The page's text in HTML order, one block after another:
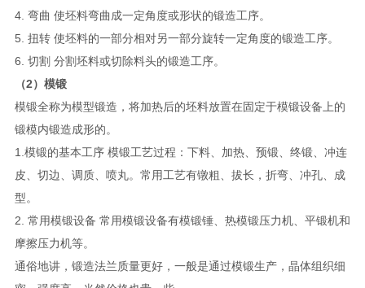
4. 弯曲 使坯料弯曲成一定角度或形状的锻造工序。
5. 扭转 使坯料的一部分相对另一部分旋转一定角度的锻造工序。
6. 切割 分割坯料或切除料头的锻造工序。
（2）模锻
模锻全称为模型锻造，将加热后的坯料放置在固定于模锻设备上的
锻模内锻造成形的。
1.模锻的基本工序 模锻工艺过程：下料、加热、预锻、终锻、冲连
皮、切边、调质、喷丸。常用工艺有镦粗、拔长，折弯、冲孔、成
型。
2. 常用模锻设备 常用模锻设备有模锻锤、热模锻压力机、平锻机和
摩擦压力机等。
通俗地讲，锻造法兰质量更好，一般是通过模锻生产，晶体组织细